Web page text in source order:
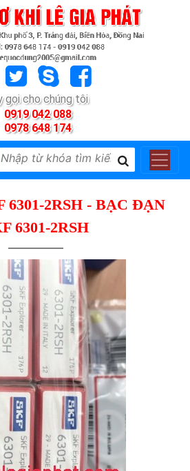
gọi cho chúng tôi
0919 042 088
0978 648 174
6301-2RSH - BẠC ĐẠN
6301-2RSH